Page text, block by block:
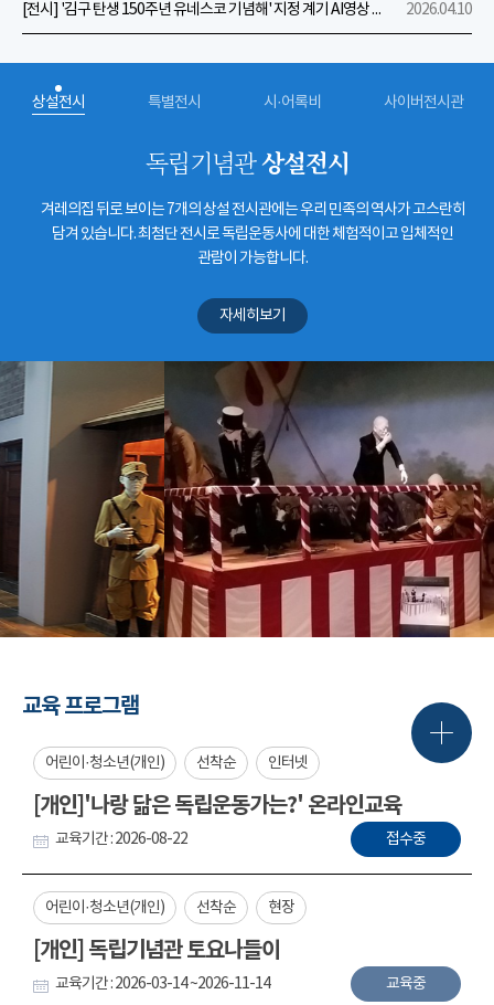
[전시] '김구 탄생 150주년 유네스코 기념해' 지정 계기 AI영상 국민공모 개최 안내
2026.04.10
상설전시 특별전시 시·어록비 사이버전시관
독립기념관상설전시
겨레의집 뒤로 보이는 7개의 상설 전시관에는 우리 민족의 역사가 고스란히
담겨 있습니다. 최첨단 전시로 독립운동사에 대한 체험적이고 입체적인
관람이 가능합니다.
자세히보기
교육 프로그램
어린이·청소년(개인) 선착순 인터넷
[개인]'나랑 닮은 독립운동가는?' 온라인교육
교육기간 : 2026-08-22 접수중
어린이·청소년(개인) 선착순 현장
[개인] 독립기념관 토요나들이
교육기간 : 2026-03-14 ~2026-11-14 교육중